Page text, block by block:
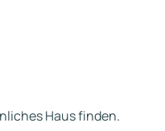
Haus finden.